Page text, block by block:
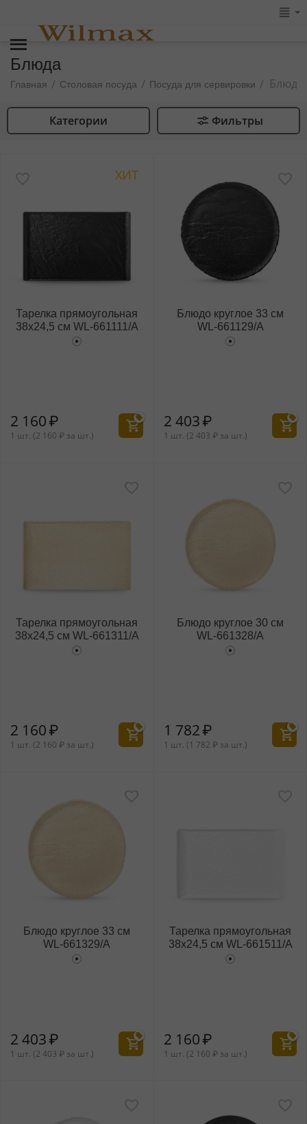
Блюда
Главная / Столовая посуда / Посуда для сервировки / Блюда
Категории Фильтры
ХИТ
Тарелка прямоугольная
38x24,5 см WL‑661111/A
2 160₽
1 шт. (2 160 ₽ за шт.)
Блюдо круглое 33 см
WL‑661129/A
2 403₽
1 шт. (2 403 ₽ за шт.)
Тарелка прямоугольная
38x24,5 см WL‑661311/A
2 160₽
1 шт. (2 160 ₽ за шт.)
Блюдо круглое 30 см
WL‑661328/A
1 782₽
1 шт. (1 782 ₽ за шт.)
Блюдо круглое 33 см
WL‑661329/A
2 403₽
1 шт. (2 403 ₽ за шт.)
Тарелка прямоугольная
38x24,5 см WL‑661511/A
2 160₽
1 шт. (2 160 ₽ за шт.)